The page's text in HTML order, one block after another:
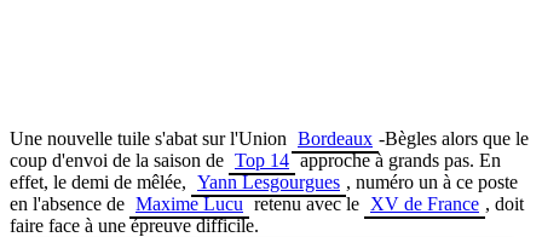
Une nouvelle tuile s'abat sur l'Union Bordeaux -Bègles alors que le
coup d'envoi de la saison de Top 14 approche à grands pas. En
effet, le demi de mêlée, Yann Lesgourgues , numéro un à ce poste
en l'absence de Maxime Lucu retenu avec le XV de France , doit
faire face à une épreuve difficile.